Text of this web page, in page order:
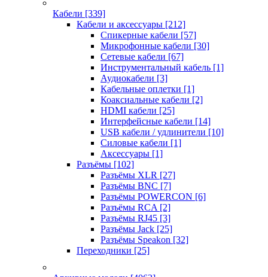
Кабели [339]
Кабели и аксессуары [212]
Спикерные кабели [57]
Микрофонные кабели [30]
Сетевые кабели [67]
Инструментальный кабель [1]
Аудиокабели [3]
Кабельные оплетки [1]
Коаксиальные кабели [2]
HDMI кабели [25]
Интерфейсные кабели [14]
USB кабели / удлинители [10]
Силовые кабели [1]
Аксессуары [1]
Разъёмы [102]
Разъёмы XLR [27]
Разъёмы BNC [7]
Разъёмы POWERCON [6]
Разъёмы RCA [2]
Разъёмы RJ45 [3]
Разъёмы Jack [25]
Разъёмы Speakon [32]
Переходники [25]